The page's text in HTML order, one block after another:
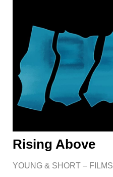
Rising Above
YOUNG & SHORT – FILMS